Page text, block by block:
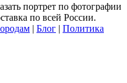
портрет по фотографии
по всей России.
| Блог | Политика